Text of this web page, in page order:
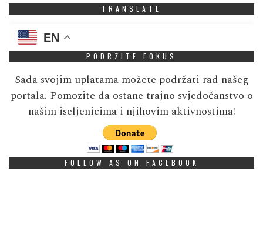
TRANSLATE
EN
PODRZITE FOKUS
Sada svojim uplatama možete podržati rad našeg
portala. Pomozite da ostane trajno svjedočanstvo o
našim iseljenicima i njihovim aktivnostima!
FOLLOW AS ON FACEBOOK